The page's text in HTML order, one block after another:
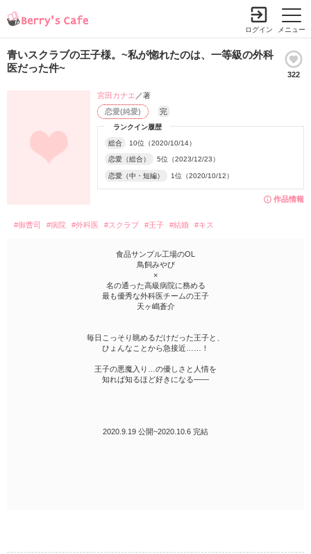
メニュー
ログイン
青いスクラブの王子様。~私が惚れたのは、一等級の外科
医だった件~
322
作品情報
ランクイン履歴
総合 10位（2020/10/14）
恋愛（総合） 5位（2023/12/23）
恋愛（中・短編） 1位（2020/10/12）
恋愛(純愛) 完
宮田カナエ ／著
#御曹司 #病院 #外科医 #スクラブ #王子 #結婚 #キス
食品サンプル工場のOL
鳥飼みやび
×
名の通った高級病院に務める
最も優秀な外科医チームの王子
天ヶ嶋蒼介
毎日こっそり眺めるだけだった王子と、
ひょんなことから急接近……！
王子の悪魔入り…の優しさと人情を
知れば知るほど好きになる――
2020.9.19 公開~2020.10.6 完結